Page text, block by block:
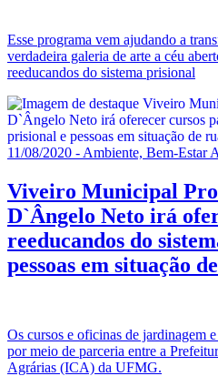
Esse programa vem ajudando a
verdadeira galeria de arte a céu
reeducandos do sistema prisional
11/08/2020 - Ambiente, Bem-Estar
Viveiro Municipal
D`Ângelo Neto irá
reeducandos do
pessoas em situação
Os cursos e oficinas de jardinagem
por meio de parceria entre a
Agrárias (ICA) da UFMG.